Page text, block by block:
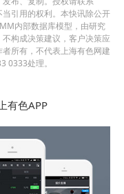
引用的权利。本快讯除公开
内部数据库模型，由研究
构成决策建议，客户决策应
所有，不代表上海有色网建
0333处理。
有色APP